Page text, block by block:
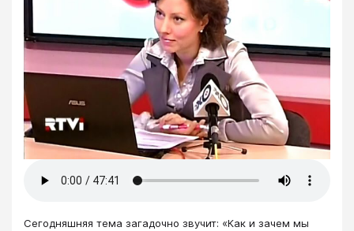
Сегодняшняя тема загадочно звучит: «Как и зачем мы